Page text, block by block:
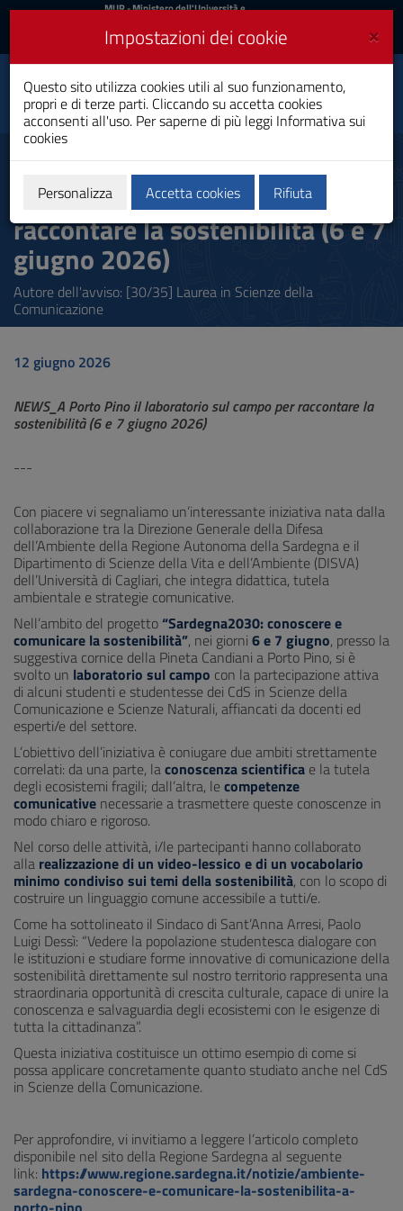
Vai
al
navigazione
del
sito
Vai
al
Footer
MIUR
Accedi
MUR- Ministero dell'Università e
Accedi UniCA News
Toggle
navigation
Università degli
Studi di Cagliari
NEWS_A Porto Pino il
laboratorio sul campo per
raccontare la sostenibilità (6 e 7
giugno 2026)
Autore dell'avviso: [30/35] Laurea in Scienze della
Comunicazione
12 giugno 2026
NEWS_A Porto Pino il laboratorio sul campo per raccontare la
sostenibilità (6 e 7 giugno 2026)
---
Con piacere vi segnaliamo un’interessante iniziativa nata dalla
collaborazione tra la Direzione Generale della Difesa
dell’Ambiente della Regione Autonoma della Sardegna e il
Dipartimento di Scienze della Vita e dell’Ambiente (DISVA)
dell’Università di Cagliari, che integra didattica, tutela
ambientale e strategie comunicative.
Nell’ambito del progetto“Sardegna2030: conoscere e
comunicare la sostenibilità”, nei giorni 6 e 7 giugno, presso la
suggestiva cornice della Pineta Candiani a Porto Pino, si è
svolto un laboratorio sul campo con la partecipazione attiva
di alcuni studenti e studentesse dei CdS in Scienze della
Comunicazione e Scienze Naturali, affiancati da docenti ed
esperti/e del settore.
L’obiettivo dell’iniziativa è coniugare due ambiti strettamente
correlati: da una parte, laconoscenza scientifica e la tutela
degli ecosistemi fragili; dall’altra, lecompetenze
comunicative necessarie a trasmettere queste conoscenze in
modo chiaro e rigoroso.
Nel corso delle attività, i/le partecipanti hanno collaborato
alla realizzazione di un video-lessico e di un vocabolario
minimo condiviso sui temi della sostenibilità, con lo scopo di
costruire un linguaggio comune accessibile a tutti/e.
Come ha sottolineato il Sindaco di Sant’Anna Arresi, Paolo
Luigi Dessì: “Vedere la popolazione studentesca dialogare con
le istituzioni e studiare forme innovative di comunicazione della
sostenibilità direttamente sul nostro territorio rappresenta una
straordinaria opportunità di crescita culturale, capace di unire la
conoscenza e salvaguardia degli ecosistemi con le esigenze di
tutta la cittadinanza”.
Questa iniziativa costituisce un ottimo esempio di come si
possa applicare concretamente quanto studiato anche nel CdS
in Scienze della Comunicazione.
Per approfondire, vi invitiamo a leggere l’articolo completo
disponibile nel sito della Regione Sardegna al seguente
link: https://www.regione.sardegna.it/notizie/ambiente-
sardegna-conoscere-e-comunicare-la-sostenibilita-a-
×
Impostazioni dei cookie
Questo sito utilizza cookies utili al suo funzionamento,
propri e di terze parti. Cliccando su accetta cookies
acconsenti all'uso. Per saperne di più leggi Informativa sui
cookies
Personalizza Accetta cookies Rifiuta